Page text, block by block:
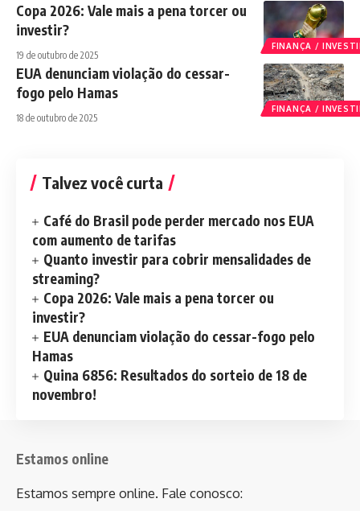
FINANÇA /
Copa 2026: Vale mais a pena torcer ou
investir?
19 de outubro de 2025
FINANÇA /
EUA denunciam violação do cessar-
fogo pelo Hamas
18 de outubro de 2025
Talvez você curta
Café do Brasil pode perder mercado nos EUA
com aumento de tarifas
Quanto investir para cobrir mensalidades de
streaming?
Copa 2026: Vale mais a pena torcer ou
investir?
EUA denunciam violação do cessar-fogo pelo
Hamas
Quina 6856: Resultados do sorteio de 18 de
novembro!
Estamos online
Estamos sempre online. Fale conosco: